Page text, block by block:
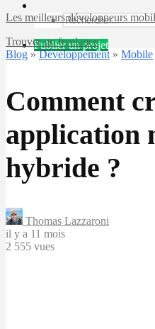
Publier un projet
Les meilleurs développeurs
Trouver un freelance
Blog »Développement » Mobile
Comment
application
hybride ?
Thomas Lazzaroni
il y a 11 mois
2 555 vues